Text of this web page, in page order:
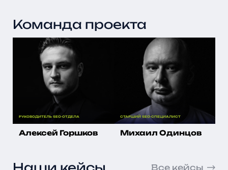
Команда проекта
РУКОВОДИТЕЛЬ SEO-ОТДЕЛА
Алексей Горшков
СТАРШИЙ SEO-СПЕЦИАЛИСТ
Михаил Одинцов
Все кейсы